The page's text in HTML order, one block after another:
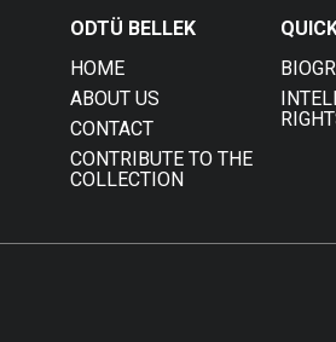
ODTÜ BELLEK
HOME
ABOUT US
CONTACT
CONTRIBUTE TO THE
COLLECTION